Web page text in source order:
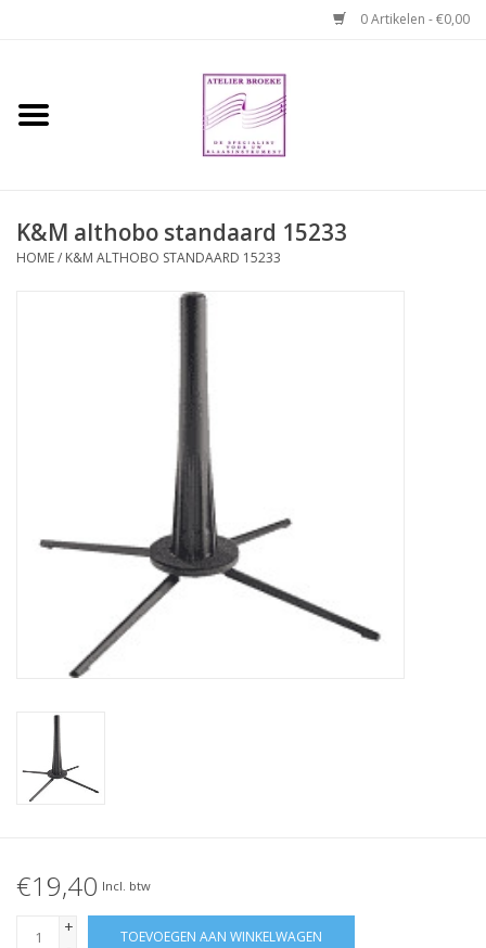
0 Artikelen - €0,00
Home
Reparaties en
K&M althobo standaard 15233
HOME/ K&M ALTHOBO STANDAARD 15233
€19,40 Incl. btw
+
TOEVOEGEN AAN WINKELWAGEN